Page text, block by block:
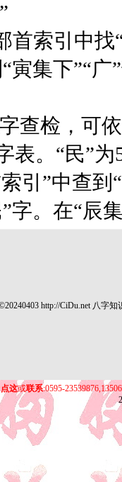
索引中找“
寅集下”“
检，可依
表。“民”
引”中查到
字。在“辰
http://CiDu.net 八字知
点这或联系:0595-